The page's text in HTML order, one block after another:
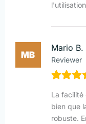
Mario B.
Reviewer
La facilité
bien que
robuste.